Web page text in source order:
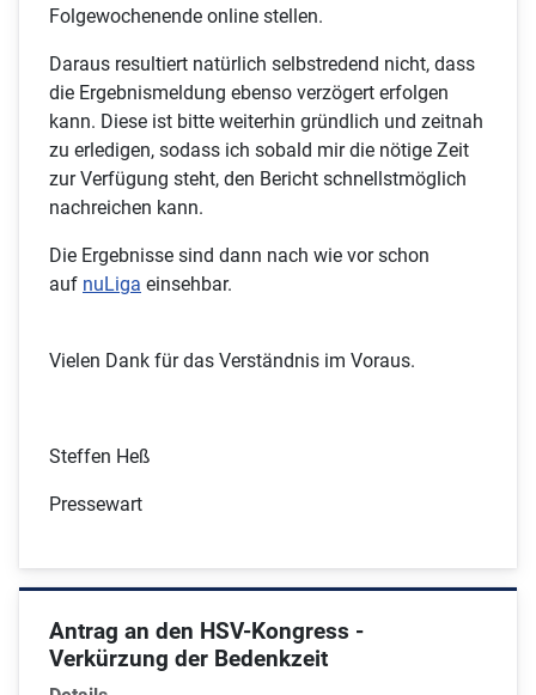
Folgewochenende online stellen.
Daraus resultiert natürlich selbstredend nicht, dass
die Ergebnismeldung ebenso verzögert erfolgen
kann. Diese ist bitte weiterhin gründlich und zeitnah
zu erledigen, sodass ich sobald mir die nötige Zeit
zur Verfügung steht, den Bericht schnellstmöglich
nachreichen kann.
Die Ergebnisse sind dann nach wie vor schon
auf nuLiga einsehbar.
Vielen Dank für das Verständnis im Voraus.
Steffen Heß
Pressewart
Antrag an den HSV-Kongress -
Verkürzung der Bedenkzeit